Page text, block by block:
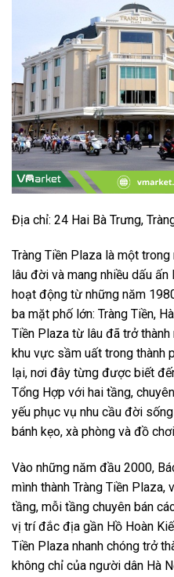
Địa chỉ: 24 Hai Bà Trưng,
Tràng Tiền Plaza là một
lâu đời và mang nhiều dấu
hoạt động từ những năm
ba mặt phố lớn: Tràng Tiền,
Tiền Plaza từ lâu đã trở
khu vực sầm uất trong thành
lại, nơi đây từng được biết
Tổng Hợp với hai tầng,
yếu phục vụ nhu cầu đời
bánh kẹo, xà phòng và đồ
Vào những năm đầu 2000,
mình thành Tràng Tiền
tầng, mỗi tầng chuyên bán
vị trí đắc địa gần Hồ Hoàn
Tiền Plaza nhanh chóng trở
không chỉ của người dân Hà